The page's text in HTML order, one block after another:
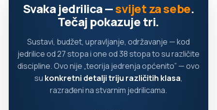
Svaka jedrilica —svijet za sebe.
Tečaj pokazuje tri.
Sustavi, budžet, upravljanje, održavanje — kod
jedrilice od 27 stopa i one od 38 stopa to su različite
discipline. Ovo nije „teorija jedrenja općenito” — ovo
su konkretni detalji triju različitih klasa,
razrađeni na stvarnim jedrilicama.